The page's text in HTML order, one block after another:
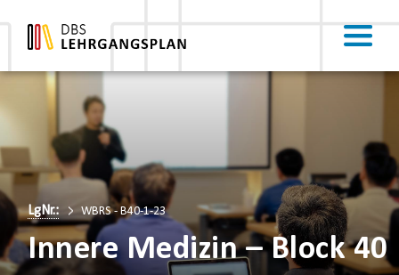
LgNr.: WBRS - B40-1-23
Innere Medizin – Block 40